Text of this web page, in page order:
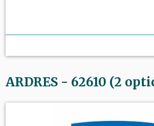
ARDRES - 62610 (2